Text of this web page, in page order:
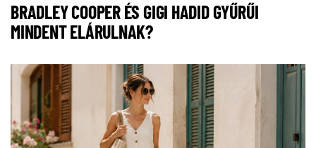
BRADLEY COOPER ÉS GIGI HADID GYŰRŰI
MINDENT ELÁRULNAK?